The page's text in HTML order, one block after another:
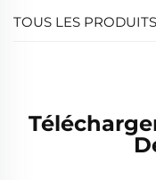
TOUS LES PRODUITS